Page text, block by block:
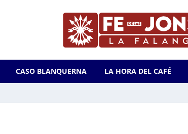
CASO BLANQUERNA LA HORA DEL CAFÉ